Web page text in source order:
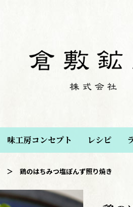
味工房コンセプト レシピ
＞ 鶏のはちみつ塩ぽんず照り焼き